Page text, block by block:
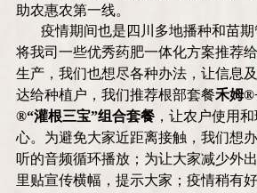
助农惠农第一线。
疫情期间也是四川多地播种和苗
将我司一些优秀药肥一体化方案推荐
生产，我们也想尽各种办法，让信息
达给种植户，我们推荐根部套餐禾姆
®“灌根三宝”组合套餐，让农户使用
心。为避免大家近距离接触，我们想
听的音频循环播放；为让大家减少外
里贴宣传横幅，提示大家；疫情稍有